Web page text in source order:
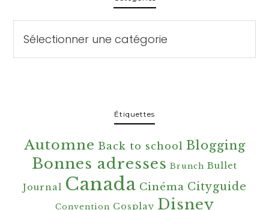
Étiquettes
Automne Back to school Blogging
Bonnes adresses Brunch Bullet
Journal Canada Cinéma Cityguide
Convention Cosplay Disney